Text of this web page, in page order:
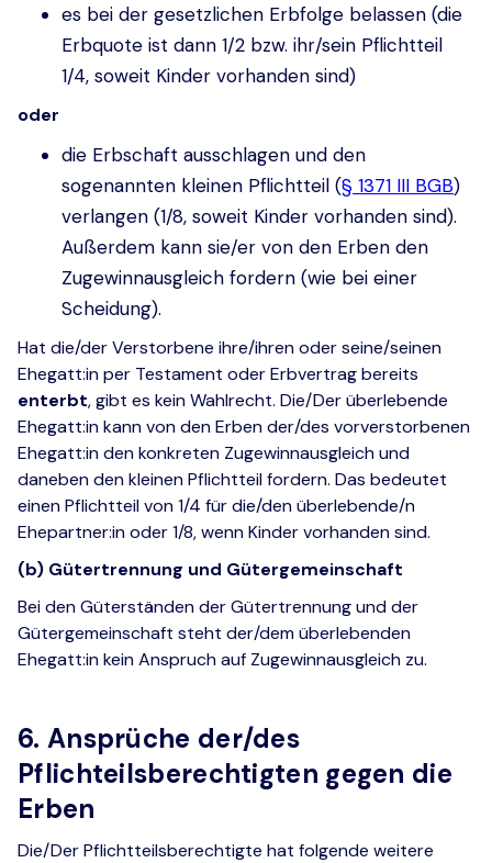
es bei der gesetzlichen Erbfolge belassen (die
Erbquote ist dann 1/2 bzw. ihr/sein Pflichtteil
1/4, soweit Kinder vorhanden sind)
oder
die Erbschaft ausschlagen und den
sogenannten kleinen Pflichtteil (§ 1371 III BGB)
verlangen (1/8, soweit Kinder vorhanden sind).
Außerdem kann sie/er von den Erben den
Zugewinnausgleich fordern (wie bei einer
Scheidung).
Hat die/der Verstorbene ihre/ihren oder seine/seinen
Ehegatt:in per Testament oder Erbvertrag bereits
enterbt, gibt es kein Wahlrecht. Die/Der überlebende
Ehegatt:in kann von den Erben der/des vorverstorbenen
Ehegatt:in den konkreten Zugewinnausgleich und
daneben den kleinen Pflichtteil fordern. Das bedeutet
einen Pflichtteil von 1/4 für die/den überlebende/n
Ehepartner:in oder 1/8, wenn Kinder vorhanden sind.
(b) Gütertrennung und Gütergemeinschaft
Bei den Güterständen der Gütertrennung und der
Gütergemeinschaft steht der/dem überlebenden
Ehegatt:in kein Anspruch auf Zugewinnausgleich zu.
6. Ansprüche der/des
Pflichteilsberechtigten gegen die
Erben
Die/Der Pflichtteilsberechtigte hat folgende weitere